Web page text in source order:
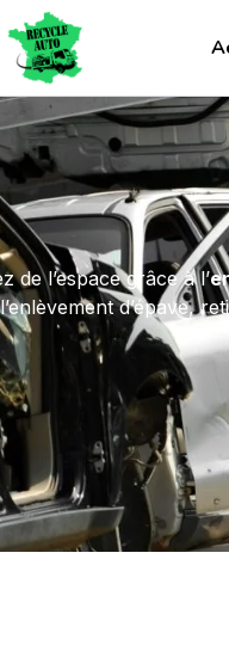
de l’espace grâce à l’
d’épave,